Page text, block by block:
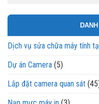
Dịch vụ sửa chữa máy tính
Dự án Camera (5)
Lắp đặt camera quan sát